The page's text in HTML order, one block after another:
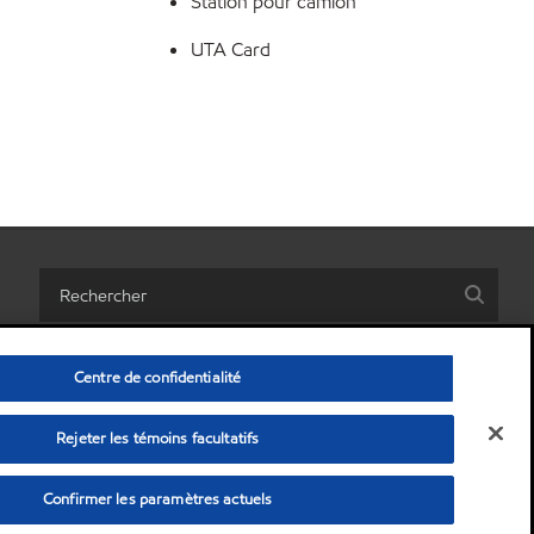
UTA Card
informations personnelles)
© Copyright 2003-2026Exxon Mobil Corporation. Alle rechten voorbehouden
Laere, ExxonMobil Petroleum & Chemical SRL, Polderdijkweg, 2030 Anvers
Centre de confidentialité
Rejeter les témoins facultatifs
Confirmer les paramètres actuels